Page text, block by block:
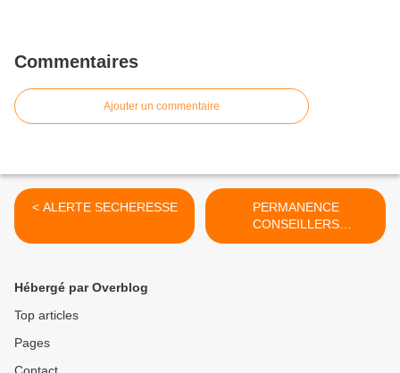
Commentaires
Ajouter un commentaire
< ALERTE SECHERESSE
PERMANENCE
CONSEILLERS
NUMERIQUES >
Hébergé par Overblog
Top articles
Pages